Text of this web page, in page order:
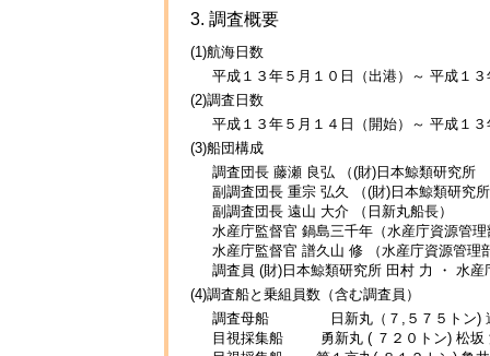
3. 調査概要
(1)航海日数
平成１３年５月１０日（出港）～ 平成１
(2)調査日数
平成１３年５月１４日（開始）～ 平成１
(3)船団構成
調査団長 藤瀬 良弘 （(財)日本鯨類研究所
副調査団長 重宗 弘久 （(財)日本鯨類研究
副調査団長 遠山 大介 （日新丸船長）
水産庁監督官 鍋島三千年（水産庁資源管
水産庁監督官 譜久山 修 （水産庁資源管理
調査員 (財)日本鯨類研究所 田村 力 ・ 水
(4)調査船と乗組員数（含む調査員）
調査母船 日新丸（７,５７５トン) 遠
目視採集船 勇新丸 ( ７２０トン) 松坂